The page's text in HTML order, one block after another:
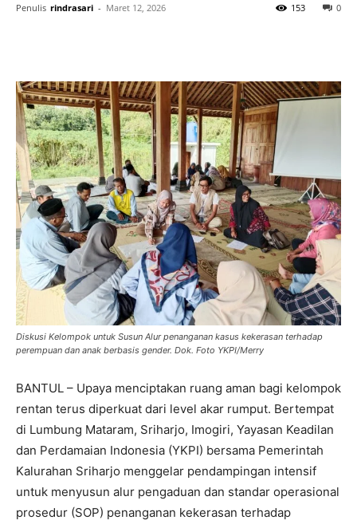
Penulis rindrasari - Maret 12, 2026 0
153
Diskusi Kelompok untuk Susun Alur penanganan kasus kekerasan terhadap
perempuan dan anak berbasis gender. Dok. Foto YKPI/Merry
BANTUL – Upaya menciptakan ruang aman bagi kelompok
rentan terus diperkuat dari level akar rumput. Bertempat
di Lumbung Mataram, Sriharjo, Imogiri, Yayasan Keadilan
dan Perdamaian Indonesia (YKPI) bersama Pemerintah
Kalurahan Sriharjo menggelar pendampingan intensif
untuk menyusun alur pengaduan dan standar operasional
prosedur (SOP) penanganan kekerasan terhadap